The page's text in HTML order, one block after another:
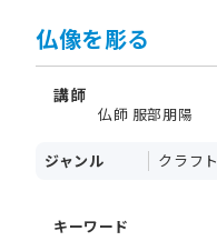
仏像を彫る
講師
仏師 服部朋陽
ジャンル クラフト
キーワード